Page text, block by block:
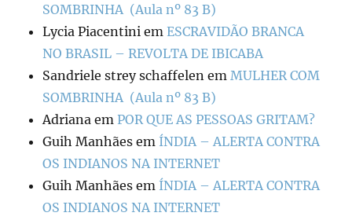
SOMBRINHA (Aula nº 83 B)
Lycia Piacentini emESCRAVIDÃO BRANCA
NO BRASIL – REVOLTA DE IBICABA
Sandriele strey schaffelen em MULHER COM
SOMBRINHA (Aula nº 83 B)
Adriana em POR QUE AS PESSOAS GRITAM?
Guih Manhães em ÍNDIA – ALERTA CONTRA
OS INDIANOS NA INTERNET
Guih Manhães em ÍNDIA – ALERTA CONTRA
OS INDIANOS NA INTERNET